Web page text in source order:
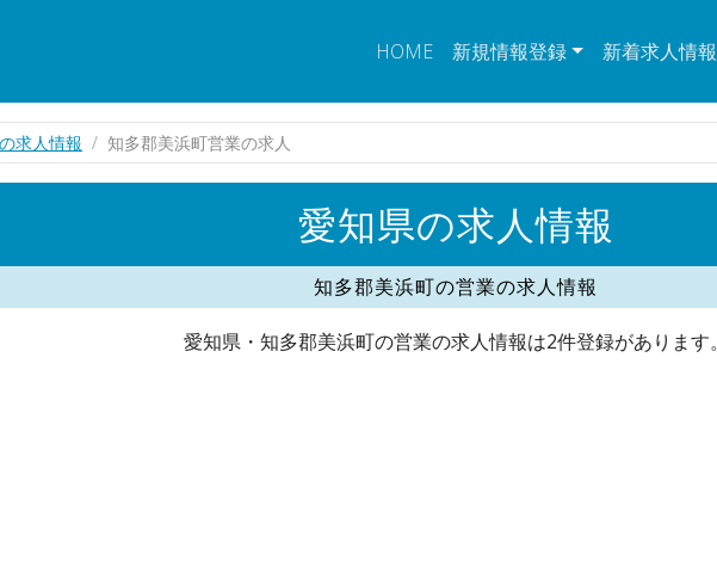
HOME 新規情報登録 新着求人情報
求人情報 知多郡美浜町営業の求人
愛知県の求人情報
知多郡美浜町の営業の求人情報
愛知県・知多郡美浜町の営業の求人情報は2件登録があります。